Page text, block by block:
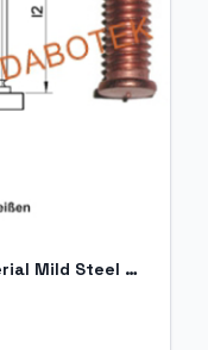
PT Threaded stud M5x45 Material Mild Steel 4.8 acc. EN ISO 13918